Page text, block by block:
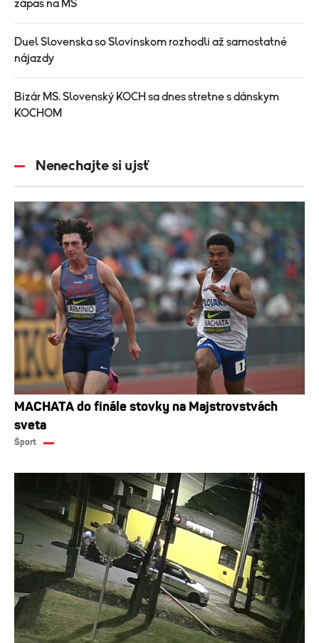
zápas na MS
Duel Slovenska so Slovinskom rozhodli až samostatné
nájazdy
Bizár MS. Slovenský KOCH sa dnes stretne s dánskym
KOCHOM
Nenechajte si ujsť
MACHATA do finále stovky na Majstrovstvách
sveta
Šport